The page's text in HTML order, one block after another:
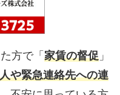
方で「 家賃の督促 」
や緊急連絡先への連